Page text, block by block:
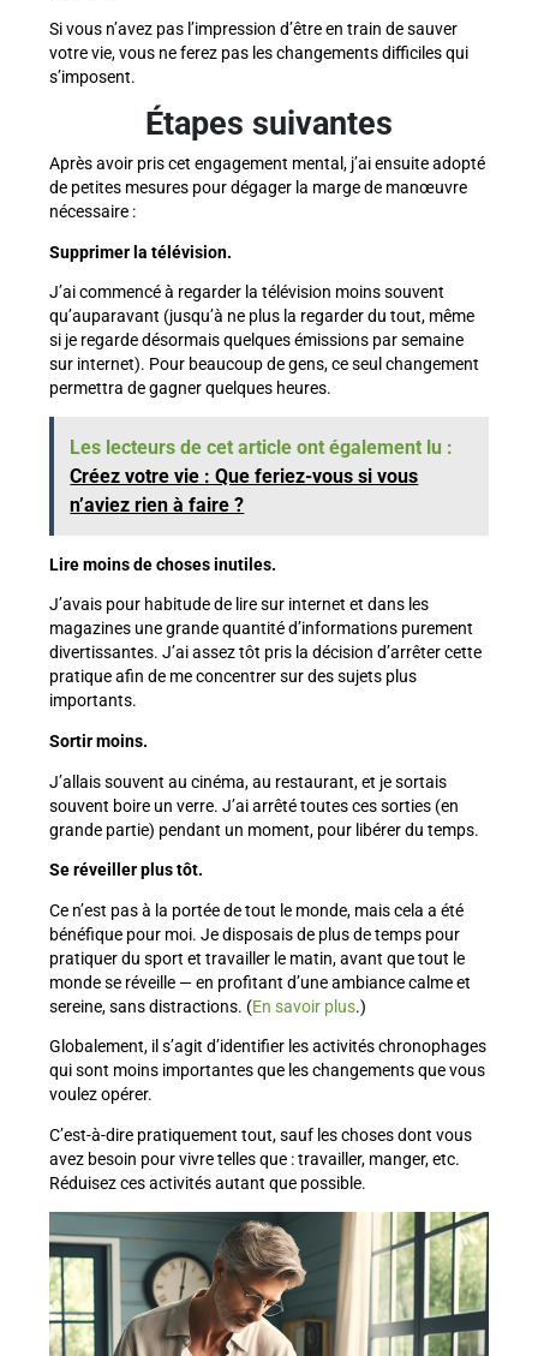
Si vous n’avez pas l’impression d’être en train de sauver
votre vie, vous ne ferez pas les changements difficiles qui
s’imposent.
Étapes suivantes
Après avoir pris cet engagement mental, j’ai ensuite adopté
de petites mesures pour dégager la marge de manœuvre
nécessaire :
Supprimer la télévision.
J’ai commencé à regarder la télévision moins souvent
qu’auparavant (jusqu’à ne plus la regarder du tout, même
si je regarde désormais quelques émissions par semaine
sur internet). Pour beaucoup de gens, ce seul changement
permettra de gagner quelques heures.
Les lecteurs de cet article ont également lu :
Créez votre vie : Que feriez-vous si vous
n’aviez rien à faire ?
Lire moins de choses inutiles.
J’avais pour habitude de lire sur internet et dans les
magazines une grande quantité d’informations purement
divertissantes. J’ai assez tôt pris la décision d’arrêter cette
pratique afin de me concentrer sur des sujets plus
importants.
Sortir moins.
J’allais souvent au cinéma, au restaurant, et je sortais
souvent boire un verre. J’ai arrêté toutes ces sorties (en
grande partie) pendant un moment, pour libérer du temps.
Se réveiller plus tôt.
Ce n’est pas à la portée de tout le monde, mais cela a été
bénéfique pour moi. Je disposais de plus de temps pour
pratiquer du sport et travailler le matin, avant que tout le
monde se réveille — en profitant d’une ambiance calme et
sereine, sans distractions. (En savoir plus.)
Globalement, il s’agit d’identifier les activités chronophages
qui sont moins importantes que les changements que vous
voulez opérer.
C’est-à-dire pratiquement tout, sauf les choses dont vous
avez besoin pour vivre telles que : travailler, manger, etc.
Réduisez ces activités autant que possible.